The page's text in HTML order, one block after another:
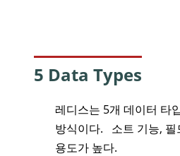
5 Data Types
레디스는 5개 데이터 타
방식이다. 소트 기능, 필
용도가 높다.